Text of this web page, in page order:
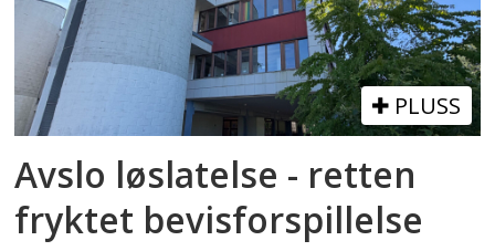
PLUSS
Avslo løslatelse - retten
fryktet bevisforspillelse